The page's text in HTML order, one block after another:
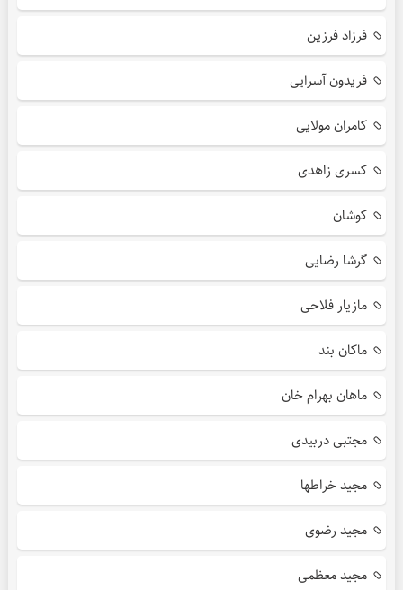
فرزاد فرزین
فریدون آسرایی
کامران مولایی
کسری زاهدی
کوشان
گرشا رضایی
مازیار فلاحی
ماکان بند
ماهان بهرام خان
مجتبی دربیدی
مجید خراطها
مجید رضوی
مجید معظمی